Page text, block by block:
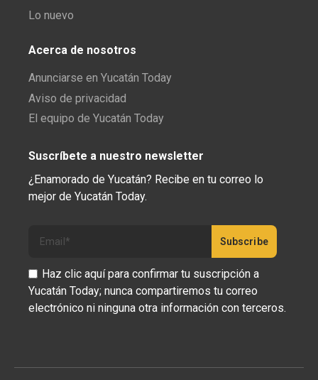
Lo nuevo
Acerca de nosotros
Anunciarse en Yucatán Today
Aviso de privacidad
El equipo de Yucatán Today
Suscríbete a nuestro newsletter
¿Enamorado de Yucatán? Recibe en tu correo lo
mejor de Yucatán Today.
Haz clic aquí para confirmar tu suscripción a
Yucatán Today; nunca compartiremos tu correo
electrónico ni ninguna otra información con terceros.